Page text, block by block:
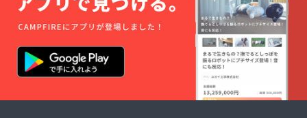
該情報
の記入
もよろ
しくお
願い致
しま
権利履
行期間
終了